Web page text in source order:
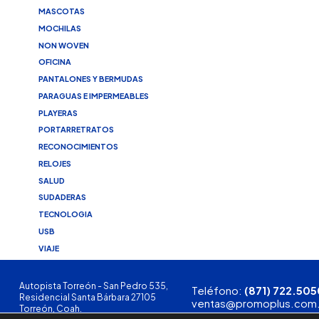
MASCOTAS
MOCHILAS
NON WOVEN
OFICINA
PANTALONES Y BERMUDAS
PARAGUAS E IMPERMEABLES
PLAYERAS
PORTARRETRATOS
RECONOCIMIENTOS
RELOJES
SALUD
SUDADERAS
TECNOLOGIA
USB
VIAJE
Autopista Torreón - San Pedro 535,
Residencial Santa Bárbara 27105
Torreón, Coah.
Teléfono: (871)